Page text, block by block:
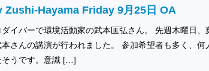
Zushi-Hayama Friday 9月25日 OA
イバーで環境活動家の武本匡弘さん。 先週木曜日、
さんの講演が行われました。 参加希望者も多く、何
そうです。意識 […]